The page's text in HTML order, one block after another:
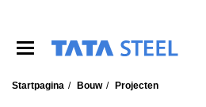
Startpagina Bouw Projecten